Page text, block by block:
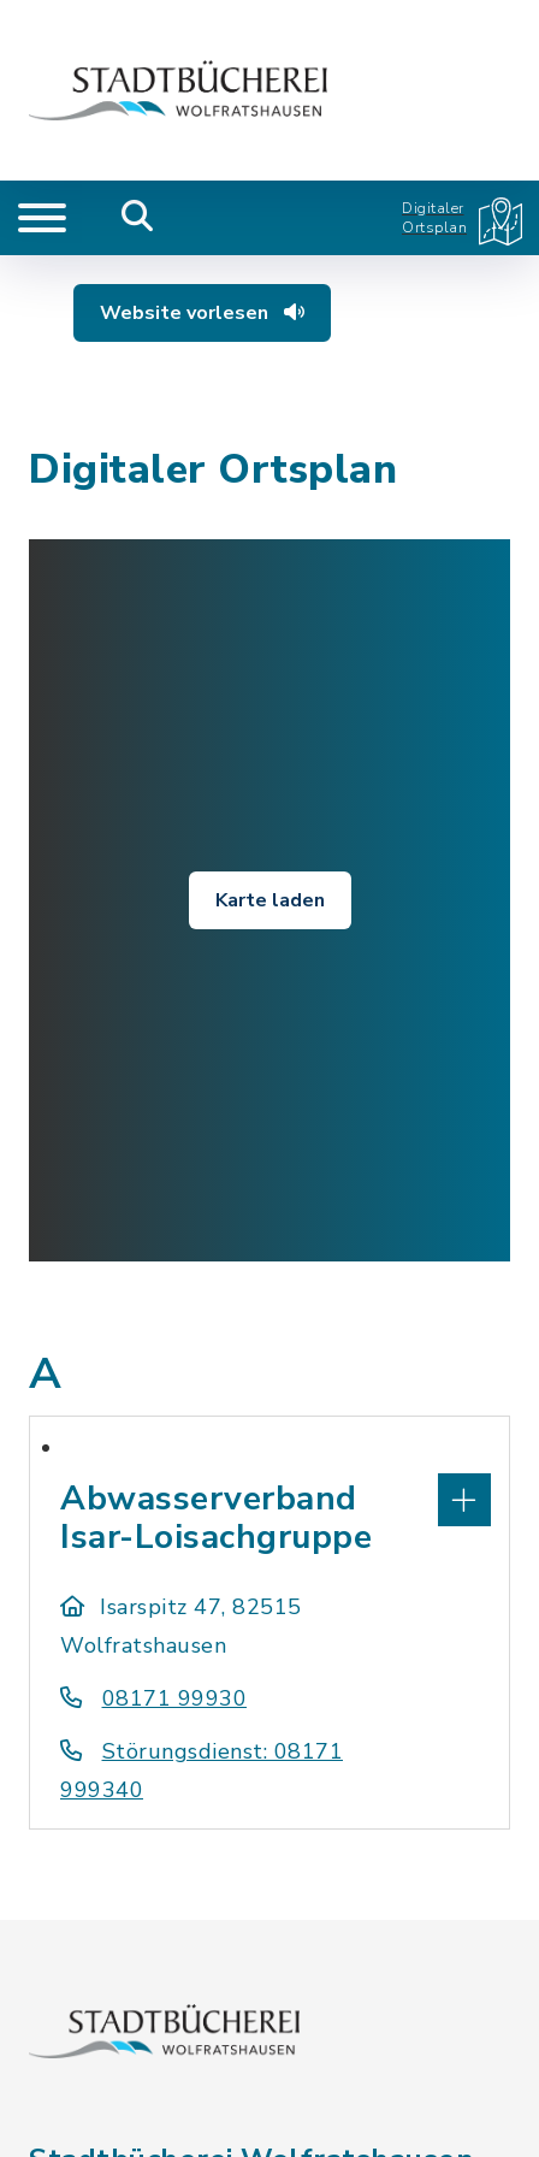
Digitaler
Ortsplan
Website vorlesen
Digitaler Ortsplan
Karte laden
A
Abwasserverband
Isar-Loisachgruppe
Isarspitz 47, 82515
Wolfratshausen
08171 99930
Störungsdienst: 08171
999340